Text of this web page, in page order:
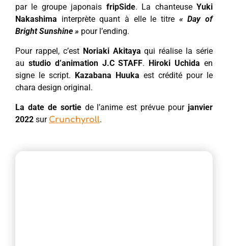
par le groupe japonais fripSide. La chanteuseYuki
Nakashima interprète quant à elle le titre « Day of
Bright Sunshine » pour l’ending.
Pour rappel, c’est Noriaki Akitaya qui réalise la série
au studio d’animation J.C STAFF. Hiroki Uchida en
signe le script. Kazabana Huuka est crédité pour le
chara design original.
La date de sortiede l’anime est prévue pour janvier
2022 sur Crunchyroll.